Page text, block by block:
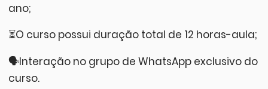
ano;
⏳O curso possui duração total de 12 horas-aula;
🗣️Interação no grupo de WhatsApp exclusivo do
curso.